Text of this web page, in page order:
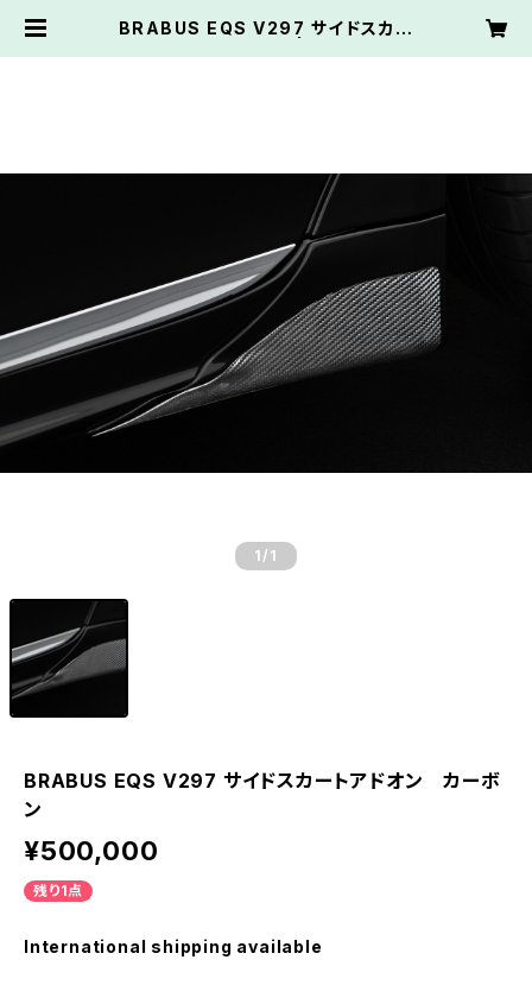
BRABUS EQS V297 サイドスカー
1 /1
BRABUS EQS V297 サイドスカートアドオン カーボ
ン
¥500,000
残り1点
International shipping available